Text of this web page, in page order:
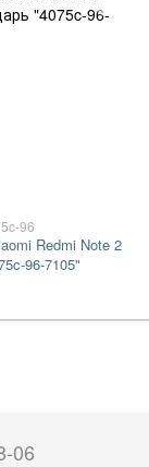
96
Redmi Note 2
96-7105"
06